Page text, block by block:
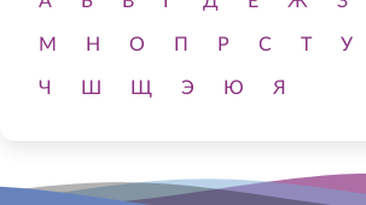
М Н О П Р С Т У
Ч Ш Щ Э Ю Я